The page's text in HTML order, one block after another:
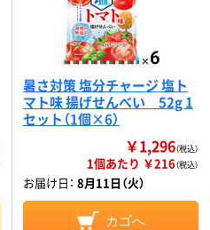
暑さ対策 塩分チャージ 塩ト
マト味 揚げせんべい 52g 1
セット（1個×6）
￥1,296（税込）
1個あたり ￥216（税込）
お届け日： 8月11日（火）
カゴへ